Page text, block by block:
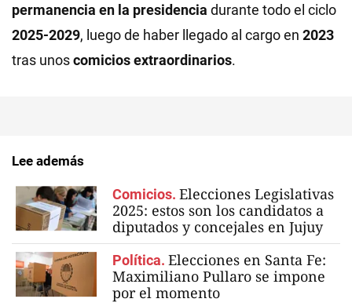
permanencia en la presidencia durante todo el ciclo
2025-2029, luego de haber llegado al cargo en 2023
tras unoscomicios extraordinarios.
Lee además
Comicios. Elecciones Legislativas
2025: estos son los candidatos a
diputados y concejales en Jujuy
Política. Elecciones en Santa Fe:
Maximiliano Pullaro se impone
por el momento